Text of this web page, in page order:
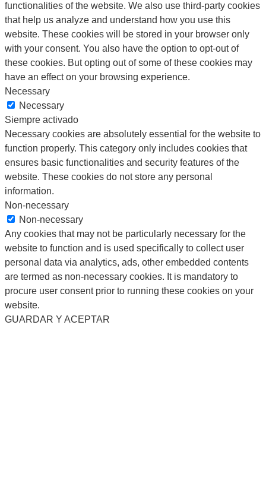
functionalities of the website. We also use third-party cookies
that help us analyze and understand how you use this
website. These cookies will be stored in your browser only
with your consent. You also have the option to opt-out of
these cookies. But opting out of some of these cookies may
have an effect on your browsing experience.
Necessary
Necessary
Siempre activado
Necessary cookies are absolutely essential for the website to
function properly. This category only includes cookies that
ensures basic functionalities and security features of the
website. These cookies do not store any personal
information.
Non-necessary
Non-necessary
Any cookies that may not be particularly necessary for the
website to function and is used specifically to collect user
personal data via analytics, ads, other embedded contents
are termed as non-necessary cookies. It is mandatory to
procure user consent prior to running these cookies on your
website.
GUARDAR Y ACEPTAR